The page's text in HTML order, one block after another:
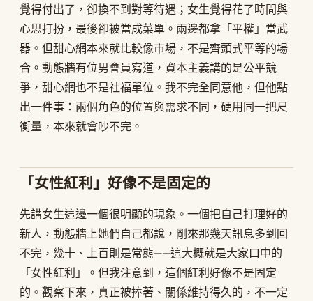
覺得付出了，卻換不到對等待遇；女生覺得花了時間與
心思打扮，最後卻被當成菜單。兩邊都拿「平權」當武
器。但甜心網本來就比較像市場，不是齊頭式平等的場
合。動態牆有位男會員寫道，資本主義講的是公平競
爭，甜心網也不是社福單位。我不完全同意他，但他點
出一件事：兩個角色的位置與需求不同，硬用同一把尺
衡量，本來就會吵不完。
「女性紅利」好像不是固定的
先講女生這邊一個很明顯的現象。一個把自己打理好的
新人，動態牆上她們自己都說，剛來那幾天訊息多到回
不完，幾十、上百則是常態——這大概就是大家口中的
「女性紅利」。但我注意到，這個紅利好像不是固定
的。觀察下來，真正被捧著、關係維持得久的，不一定